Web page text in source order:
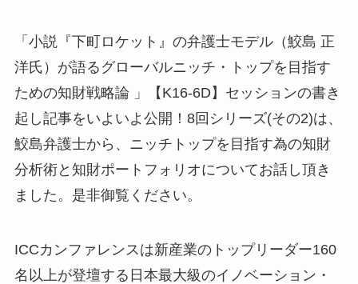
「小説『下町ロケット』の弁護士モデル（鮫島 正
洋氏）が語るグローバルニッチ・トップを目指す
ための知財戦略論 」【K16-6D】セッションの書き
起し記事をいよいよ公開！8回シリーズ(その2)は、
鮫島弁護士から、ニッチトップを目指す為の知財
分析術と知財ポートフォリオについてお話し頂き
ました。是非御覧ください。
ICCカンファレンスは新産業のトップリーダー160
名以上が登壇する日本最大級のイノベーション・